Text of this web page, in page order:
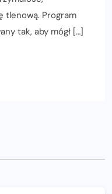
tlenową. Program
tak, aby mógł […]